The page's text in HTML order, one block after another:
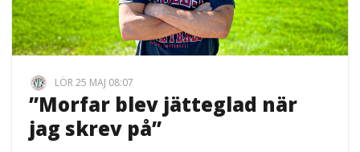
LÖR 25 MAJ 08:07
”Morfar blev jätteglad när
jag skrev på”